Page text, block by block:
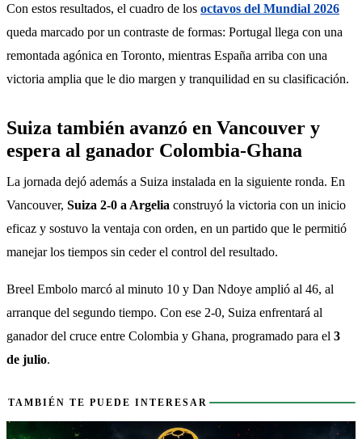
Con estos resultados, el cuadro de los octavos del Mundial 2026
queda marcado por un contraste de formas: Portugal llega con una
remontada agónica en Toronto, mientras España arriba con una
victoria amplia que le dio margen y tranquilidad en su clasificación.
Suiza también avanzó en Vancouver y
espera al ganador Colombia-Ghana
La jornada dejó además a Suiza instalada en la siguiente ronda. En
Vancouver, Suiza 2-0 a Argelia construyó la victoria con un inicio
eficaz y sostuvo la ventaja con orden, en un partido que le permitió
manejar los tiempos sin ceder el control del resultado.
Breel Embolo marcó al minuto 10 y Dan Ndoye amplió al 46, al
arranque del segundo tiempo. Con ese 2-0, Suiza enfrentará al
ganador del cruce entre Colombia y Ghana, programado para el 3
de julio.
TAMBIÉN TE PUEDE INTERESAR
También te puede interesar